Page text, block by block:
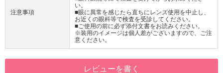
注意事項
い。
■眼に異常を感じたら直ちにレンズ使用を中止し、
お近くの眼科等で検査を受診してください。
■ご使用の前に必ず添付文書をお読みください。
※装用のイメージは個人差がございますので、ご注
意ください。
レビューを書く